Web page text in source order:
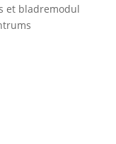
et bladremodul